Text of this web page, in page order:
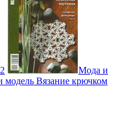
Мода и
модель Вязание крючком